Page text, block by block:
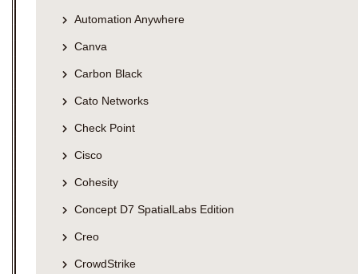
Automation Anywhere
Canva
Carbon Black
Cato Networks
Check Point
Cisco
Cohesity
Concept D7 SpatialLabs Edition
Creo
CrowdStrike